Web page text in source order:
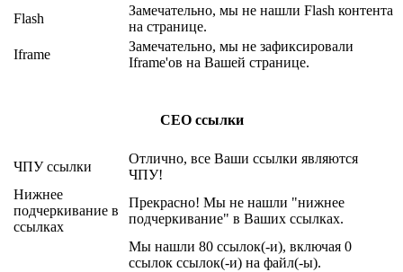
Flash
Замечательно, мы не нашли Flash контента
на странице.
Iframe
Замечательно, мы не зафиксировали
Iframe'ов на Вашей странице.
СЕО ссылки
ЧПУ ссылки
Отлично, все Ваши ссылки являются
ЧПУ!
Нижнее
подчеркивание в
ссылках
Прекрасно! Мы не нашли "нижнее
подчеркивание" в Ваших ссылках.
Мы нашли 80 ссылок(-и), включая 0
ссылок ссылок(-и) на файл(-ы).